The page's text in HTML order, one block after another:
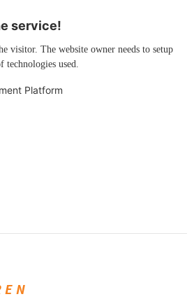
service!
visitor. The website owner needs to setup
used.
Platform